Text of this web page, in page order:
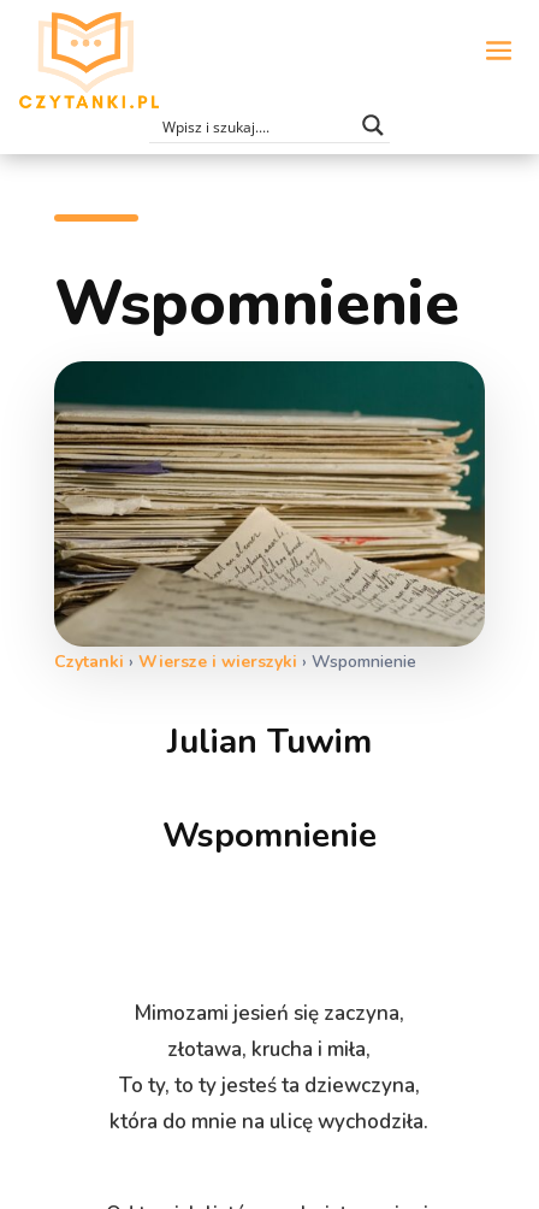
Wspomnienie
Czytanki › Wiersze i wierszyki › Wspomnienie
Julian Tuwim
Wspomnienie
Mimozami jesień się zaczyna,
złotawa, krucha i miła,
To ty, to ty jesteś ta dziewczyna,
która do mnie na ulicę wychodziła.